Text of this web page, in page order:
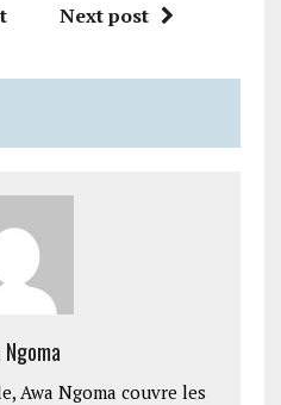
Next post
Awa Ngoma couvre les